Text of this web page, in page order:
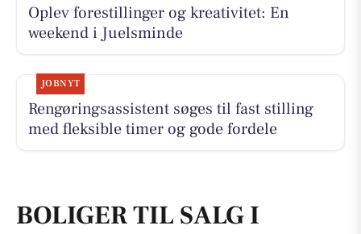
Oplev forestillinger og kreativitet: En
weekend i Juelsminde
JOBNYT
Rengøringsassistent søges til fast stilling
med fleksible timer og gode fordele
BOLIGER TIL SALG I